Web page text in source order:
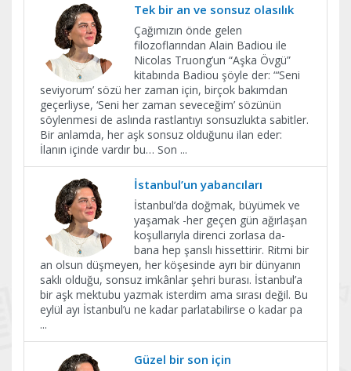
Tek bir an ve sonsuz olasılık
Çağımızın önde gelen
filozoflarından Alain Badiou ile
Nicolas Truong’un “Aşka Övgü”
kitabında Badiou şöyle der: “‘Seni
seviyorum’ sözü her zaman için, birçok bakımdan
geçerliyse, ‘Seni her zaman seveceğim’ sözünün
söylenmesi de aslında rastlantıyı sonsuzlukta sabitler.
Bir anlamda, her aşk sonsuz olduğunu ilan eder:
İlanın içinde vardır bu… Son ...
İstanbul’un yabancıları
İstanbul’da doğmak, büyümek ve
yaşamak -her geçen gün ağırlaşan
koşullarıyla direnci zorlasa da-
bana hep şanslı hissettirir. Ritmi bir
an olsun düşmeyen, her köşesinde ayrı bir dünyanın
saklı olduğu, sonsuz imkânlar şehri burası. İstanbul’a
bir aşk mektubu yazmak isterdim ama sırası değil. Bu
eylül ayı İstanbul’u ne kadar parlatabilirse o kadar pa
...
Güzel bir son için